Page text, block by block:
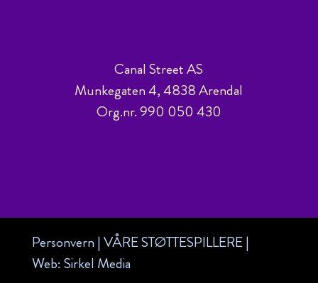
Canal Street AS
Munkegaten 4, 4838 Arendal
Org.nr. 990 050 430
Personvern|VÅRE STØTTESPILLERE|
Web: Sirkel Media